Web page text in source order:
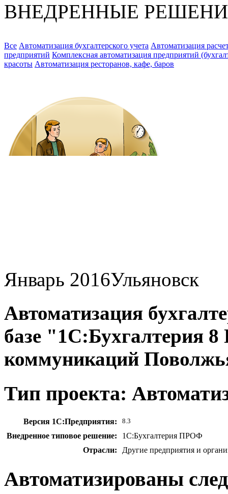
ВНЕДРЕННЫЕ
Все Автоматизация бухгалтерского учета Автоматизация
предприятий Комплексная автоматизация предприятий
красоты Автоматизация ресторанов, кафе, баров
Январь 2016Ульяновск
Автоматизация
базе
коммуникаций
Тип проекта:
Версия 1С:Предприятия: 8.3
Внедренное типовое решение:
1С:Бухгалтерия ПРОФ
Отрасли:
Другие предприятия и
Автоматизированы